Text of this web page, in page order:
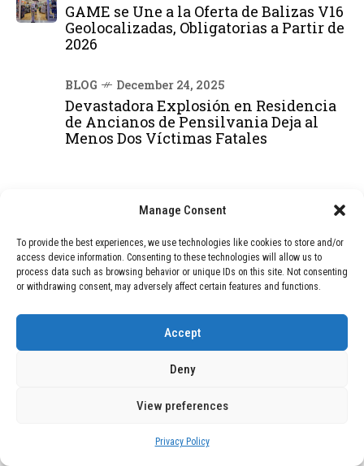
Manage Consent
To provide the best experiences, we use technologies like cookies to store and/or
access device information. Consenting to these technologies will allow us to
process data such as browsing behavior or unique IDs on this site. Not consenting
or withdrawing consent, may adversely affect certain features and functions.
Accept
Deny
View preferences
Privacy Policy
GAME se Une a la Oferta de Balizas V16
Geolocalizadas, Obligatorias a Partir de
2026
BLOG December 24, 2025
Devastadora Explosión en Residencia
de Ancianos de Pensilvania Deja al
Menos Dos Víctimas Fatales
01
Vídeo impactante: BYD revela en
grabación cómo añadir 400 km de rango
en apenas 5 minutos de carga
02 February 9, 2026
Motor de 800 W, rango de 45 km y
ruedas todo terreno: este scooter cuesta
adquisición impresionante